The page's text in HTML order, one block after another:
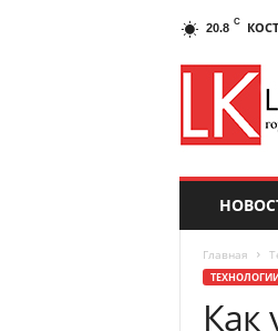
20.8 C
Главная
Как